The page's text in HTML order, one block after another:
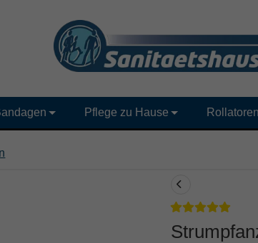
Pflege zu Hause Rollatoren